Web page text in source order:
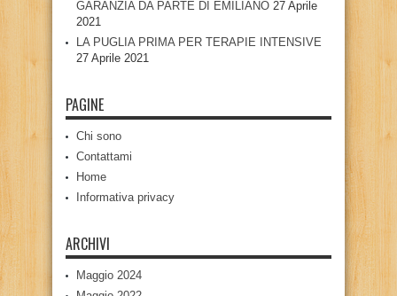
GARANZIA DA PARTE DI EMILIANO 27 Aprile
2021
LA PUGLIA PRIMA PER TERAPIE INTENSIVE
27 Aprile 2021
PAGINE
Chi sono
Contattami
Home
Informativa privacy
ARCHIVI
Maggio 2024